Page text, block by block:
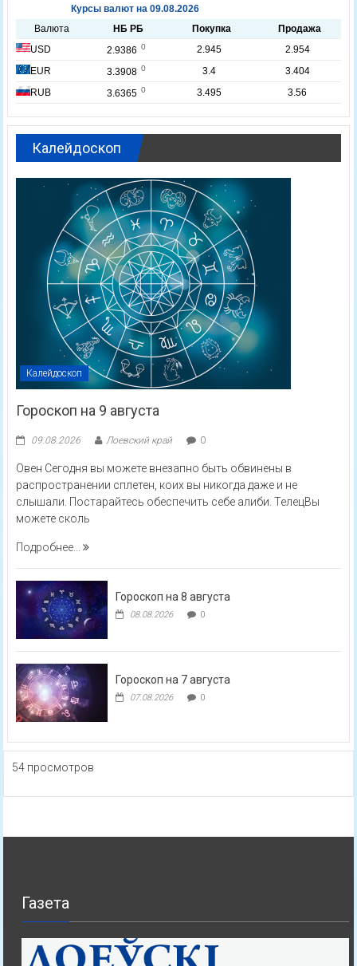
Калейдоскоп
Калейдоскоп
Гороскоп на 9 августа
09.08.2026 Лоевский край 0
Овен Сегодня вы можете внезапно быть обвинены в
распространении сплетен, коих вы никогда даже и не
слышали. Постарайтесь обеспечить себе алиби. ТелецВы
можете сколь
Подробнее...
Гороскоп на 8 августа
08.08.2026 0
Гороскоп на 7 августа
07.08.2026 0
54 просмотров
Газета